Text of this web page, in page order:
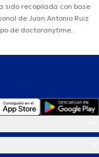
sido recopilada con base
de Juan Antonio Ruiz
de doctoranytime.